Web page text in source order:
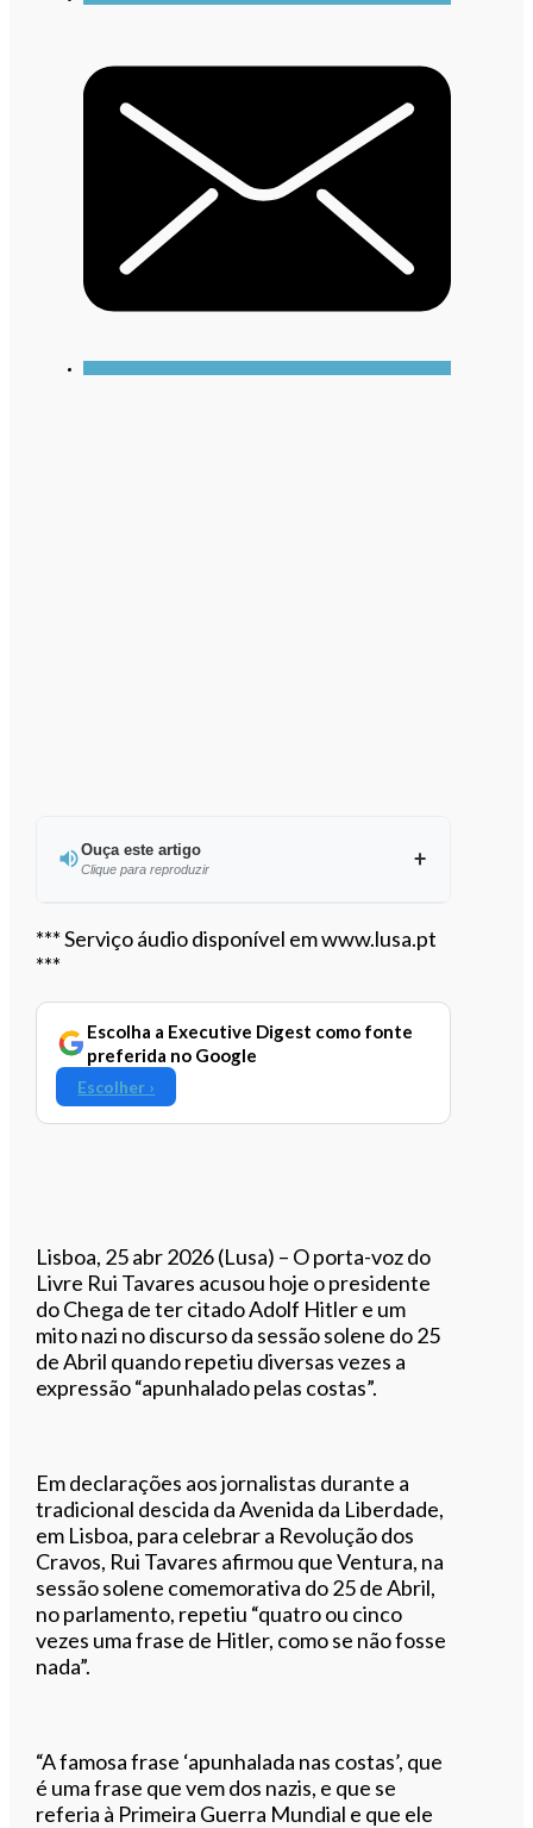
Ouça este artigo
Clique para reproduzir
Ouvir este artigo
*** Serviço áudio disponível em www.lusa.pt
***
Escolha a Executive Digest como fonte
preferida no Google
Escolher ›
Lisboa, 25 abr 2026 (Lusa) – O porta-voz do
Livre Rui Tavares acusou hoje o presidente
do Chega de ter citado Adolf Hitler e um
mito nazi no discurso da sessão solene do 25
de Abril quando repetiu diversas vezes a
expressão “apunhalado pelas costas”.
Em declarações aos jornalistas durante a
tradicional descida da Avenida da Liberdade,
em Lisboa, para celebrar a Revolução dos
Cravos, Rui Tavares afirmou que Ventura, na
sessão solene comemorativa do 25 de Abril,
no parlamento, repetiu “quatro ou cinco
vezes uma frase de Hitler, como se não fosse
nada”.
“A famosa frase ‘apunhalada nas costas’, que
é uma frase que vem dos nazis, e que se
referia à Primeira Guerra Mundial e que ele